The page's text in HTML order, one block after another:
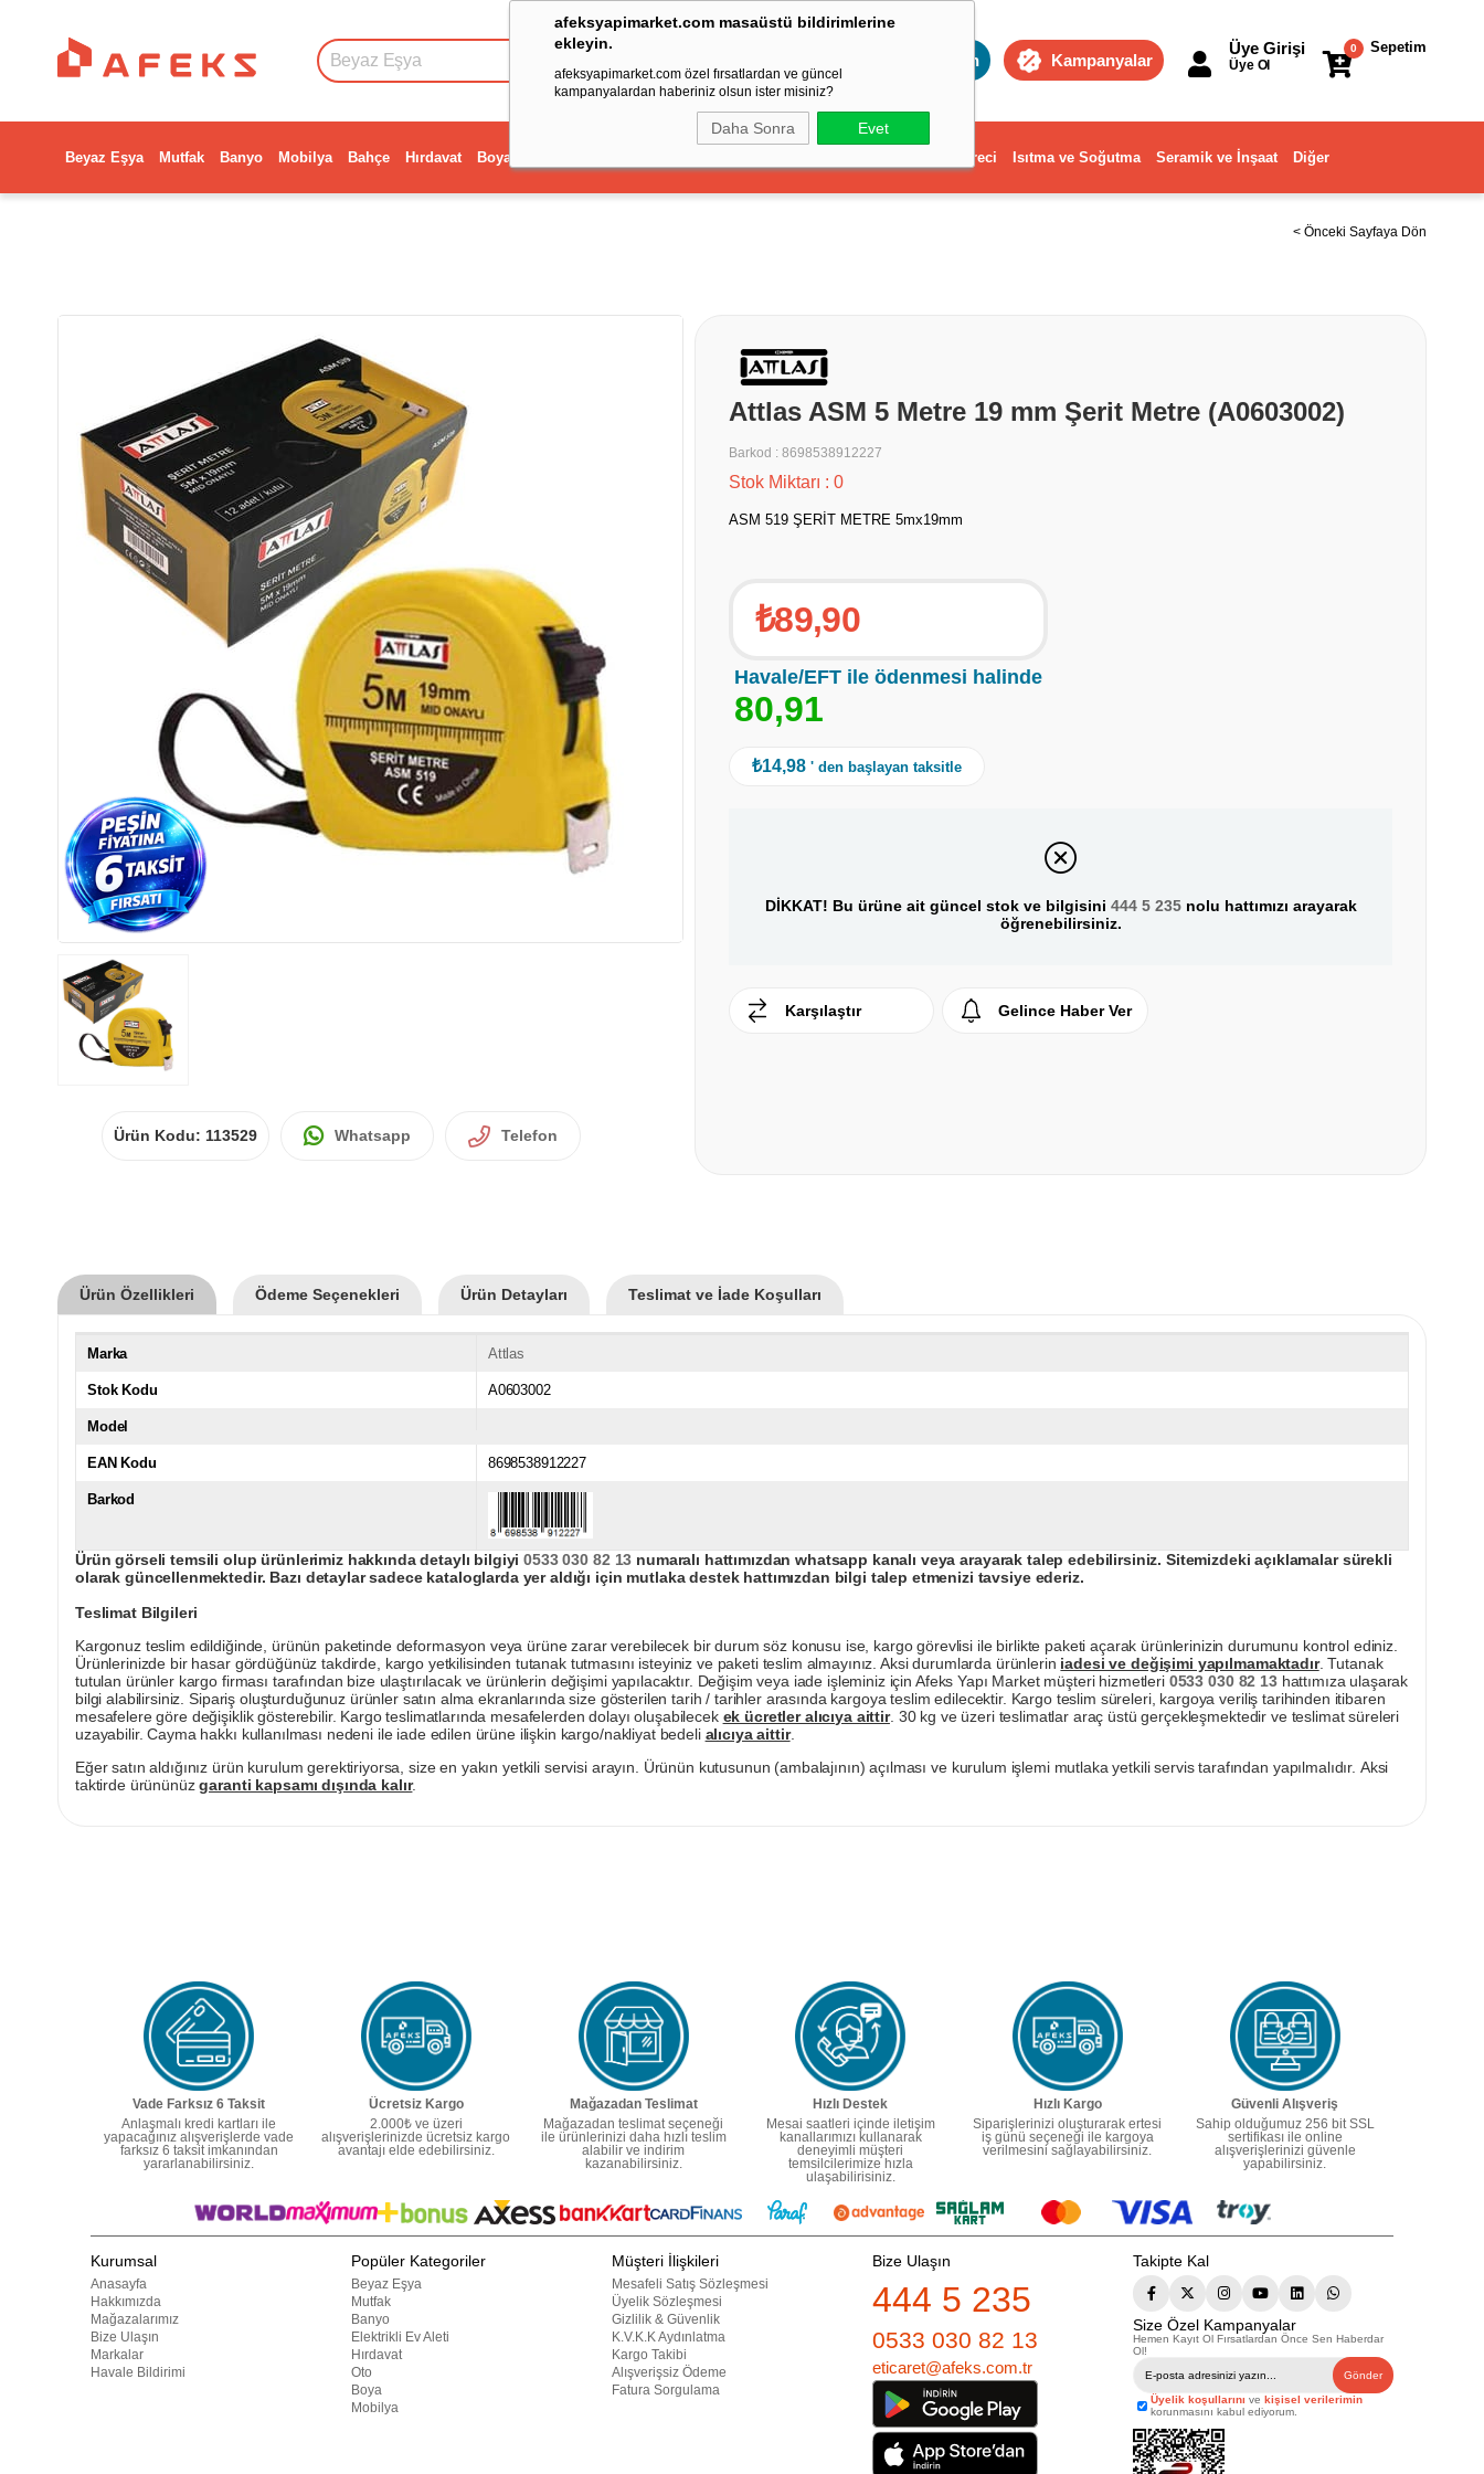
afeksyapimarket.com masaüstü bildirimlerine
ekleyin.
afeksyapimarket.com özel fırsatlardan ve güncel
kampanyalardan haberiniz olsun ister misiniz?
Daha Sonra Evet
Toptan Kampanyalar
Sepetim
0
Üye Girişi
Üye Ol
Beyaz Eşya Mutfak Banyo Mobilya Bahçe Hırdavat Boya Dekorasyon ve Ev Gereci Isıtma ve Soğutma Seramik ve İnşaat Diğer
< Önceki Sayfaya Dön
Ürün Kodu: 113529 Whatsapp Telefon
Attlas ASM 5 Metre 19 mm Şerit Metre (A0603002)
Barkod : 8698538912227
Stok Miktarı : 0
ASM 519 ŞERİT METRE 5mx19mm
₺89,90
Havale/EFT ile ödenmesi halinde
80,91
₺14,98 ' den başlayan taksitle
DİKKAT! Bu ürüne ait güncel stok ve bilgisini 444 5 235nolu hattımızı arayarak
öğrenebilirsiniz.
Karşılaştır Gelince Haber Ver
Ürün Özellikleri Ödeme Seçenekleri Ürün Detayları Teslimat ve İade Koşulları
Marka Attlas
Stok Kodu A0603002
Model
EAN Kodu 8698538912227
Barkod
Ürün görseli temsili olup ürünlerimiz hakkında detaylı bilgiyi0533 030 82 13 numaralı hattımızdan whatsapp kanalı veya arayarak talep edebilirsiniz. Sitemizdeki açıklamalar sürekli
olarak güncellenmektedir. Bazı detaylar sadece kataloglarda yer aldığı için mutlaka destek hattımızdan bilgi talep etmenizi tavsiye ederiz.
Teslimat Bilgileri
Kargonuz teslim edildiğinde, ürünün paketinde deformasyon veya ürüne zarar verebilecek bir durum söz konusu ise, kargo görevlisi ile birlikte paketi açarak ürünlerinizin durumunu kontrol ediniz.
Ürünlerinizde bir hasar gördüğünüz takdirde, kargo yetkilisinden tutanak tutmasını isteyiniz ve paketi teslim almayınız. Aksi durumlarda ürünlerin iadesi ve değişimi yapılmamaktadır. Tutanak
tutulan ürünler kargo firması tarafından bize ulaştırılacak ve ürünlerin değişimi yapılacaktır. Değişim veya iade işleminiz için Afeks Yapı Market müşteri hizmetleri 0533 030 82 13hattımıza ulaşarak
bilgi alabilirsiniz. Sipariş oluşturduğunuz ürünler satın alma ekranlarında size gösterilen tarih / tarihler arasında kargoya teslim edilecektir. Kargo teslim süreleri, kargoya veriliş tarihinden itibaren
mesafelere göre değişiklik gösterebilir. Kargo teslimatlarında mesafelerden dolayı oluşabilecek ek ücretler alıcıya aittir. 30 kg ve üzeri teslimatlar araç üstü gerçekleşmektedir ve teslimat süreleri
uzayabilir. Cayma hakkı kullanılması nedeni ile iade edilen ürüne ilişkin kargo/nakliyat bedeli alıcıya aittir.
Eğer satın aldığınız ürün kurulum gerektiriyorsa, size en yakın yetkili servisi arayın. Ürünün kutusunun (ambalajının) açılması ve kurulum işlemi mutlaka yetkili servis tarafından yapılmalıdır. Aksi
taktirde ürününüzgaranti kapsamı dışında kalır.
Vade Farksız 6 Taksit
Anlaşmalı kredi kartları ile
yapacağınız alışverişlerde vade
farksız 6 taksit imkanından
yararlanabilirsiniz.
Ücretsiz Kargo
2.000₺ ve üzeri
alışverişlerinizde ücretsiz kargo
avantajı elde edebilirsiniz.
Mağazadan Teslimat
Mağazadan teslimat seçeneği
ile ürünlerinizi daha hızlı teslim
alabilir ve indirim
kazanabilirsiniz.
Hızlı Destek
Mesai saatleri içinde iletişim
kanallarımızı kullanarak
deneyimli müşteri
temsilcilerimize hızla
ulaşabilirisiniz.
Hızlı Kargo
Siparişlerinizi oluşturarak ertesi
iş günü seçeneği ile kargoya
verilmesini sağlayabilirsiniz.
Güvenli Alışveriş
Sahip olduğumuz 256 bit SSL
sertifikası ile online
alışverişlerinizi güvenle
yapabilirsiniz.
Kurumsal
Anasayfa
Hakkımızda
Mağazalarımız
Bize Ulaşın
Markalar
Havale Bildirimi
Popüler Kategoriler
Beyaz Eşya
Mutfak
Banyo
Elektrikli Ev Aleti
Hırdavat
Oto
Boya
Mobilya
Müşteri İlişkileri
Mesafeli Satış Sözleşmesi
Üyelik Sözleşmesi
Gizlilik & Güvenlik
K.V.K.K Aydınlatma
Kargo Takibi
Alışverişsiz Ödeme
Fatura Sorgulama
Bize Ulaşın
444 5 235
0533 030 82 13
eticaret@afeks.com.tr
Takipte Kal
Size Özel Kampanyalar
Hemen Kayıt Ol Fırsatlardan Önce Sen Haberdar
Ol!
Gönder
Üyelik koşullarını ve kişisel verilerimin
korunmasını kabul ediyorum.